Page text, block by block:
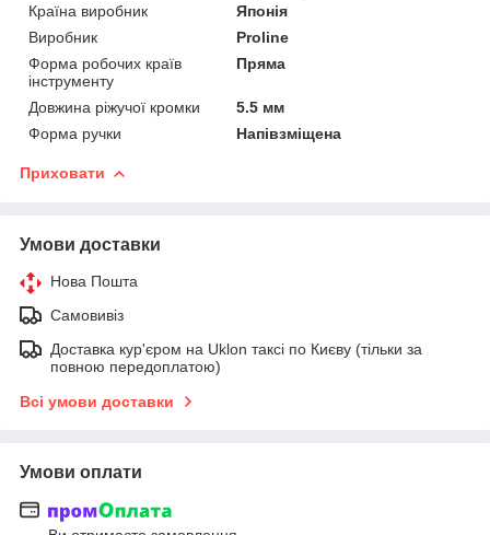
Країна виробник
Японія
Виробник
Proline
Форма робочих країв
інструменту
Пряма
Довжина ріжучої кромки
5.5 мм
Форма ручки
Напівзміщена
Приховати
Умови доставки
Нова Пошта
Самовивіз
Доставка кур'єром на Uklon таксі по Києву (тільки за
повною передоплатою)
Всі умови доставки
Умови оплати